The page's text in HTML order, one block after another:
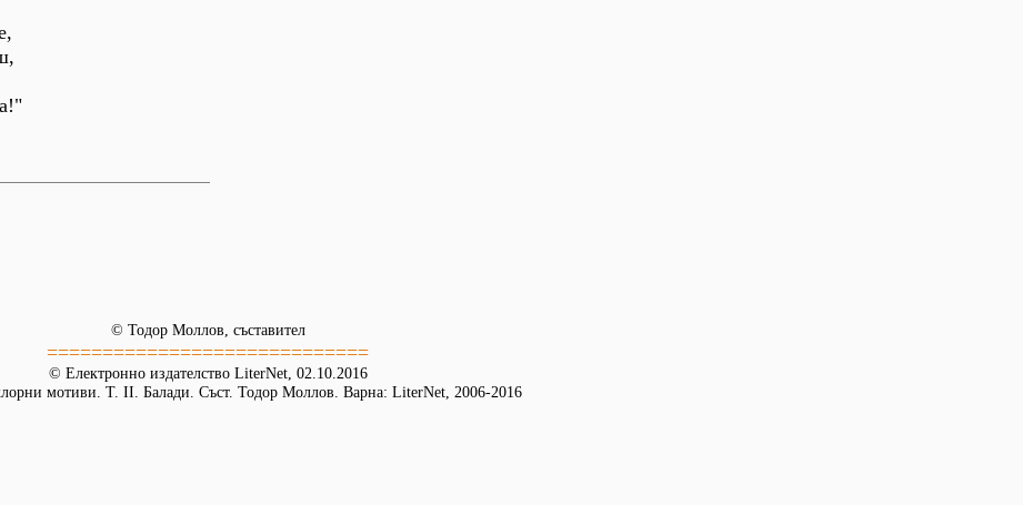
© Тодор Моллов, съставител
=============================
© Електронно издателство LiterNet, 02.10.2016
мотиви. Т. ІІ. Балади. Съст. Тодор Моллов. Варна: LiterNet, 2006-2016